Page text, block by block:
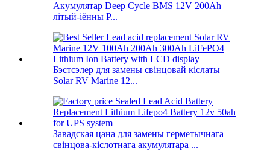
Акумулятар Deep Cycle BMS 12V 200Ah
літый-іённы P...
Бэстсэлер для замены свінцовай кіслаты
Solar RV Marine 12...
Завадская цана для замены герметычнага
свінцова-кіслотнага акумулятара ...